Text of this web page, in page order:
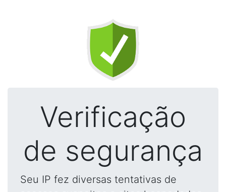
Verificação
de segurança
Seu IP fez diversas tentativas de